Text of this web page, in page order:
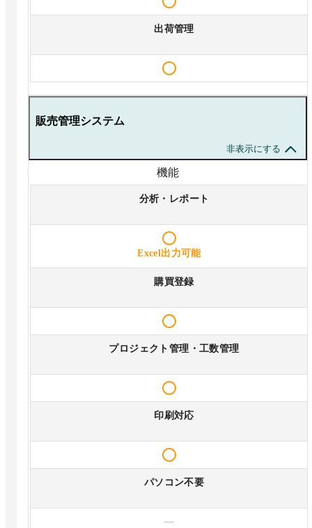
出荷管理
販売管理システム
非表示にする
機能
分析・レポート
Excel出力可能
購買登録
プロジェクト管理・工数管理
印刷対応
パソコン不要
—